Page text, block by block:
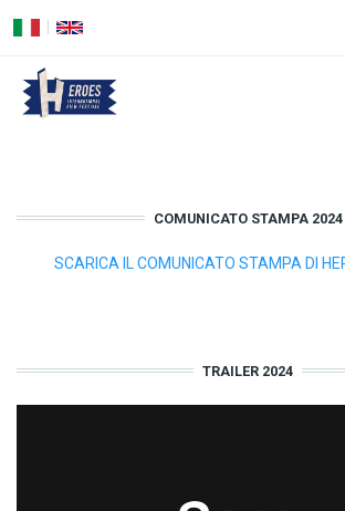
to
content
COMUNICATO STAMPA 2024
SCARICA IL COMUNICATO STAMPA DI
TRAILER 2024